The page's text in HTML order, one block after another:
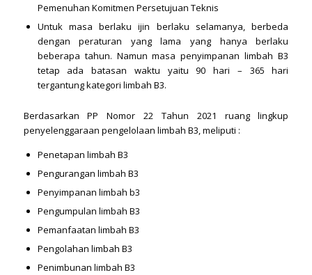
Pemenuhan Komitmen Persetujuan Teknis
Untuk masa berlaku ijin berlaku selamanya, berbeda
dengan peraturan yang lama yang hanya berlaku
beberapa tahun. Namun masa penyimpanan limbah B3
tetap ada batasan waktu yaitu 90 hari – 365 hari
tergantung kategori limbah B3.
Berdasarkan PP Nomor 22 Tahun 2021 ruang lingkup
penyelenggaraan pengelolaan limbah B3, meliputi :
Penetapan limbah B3
Pengurangan limbah B3
Penyimpanan limbah b3
Pengumpulan limbah B3
Pemanfaatan limbah B3
Pengolahan limbah B3
Penimbunan limbah B3